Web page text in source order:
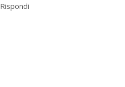
Rispondi